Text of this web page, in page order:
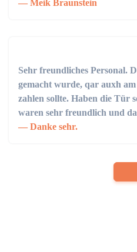
Meik Braunstein
Sehr freundliches Personal.
gemacht wurde, qar auxh
zahlen sollte. Haben die Tür
waren sehr freundlich und
Danke sehr.